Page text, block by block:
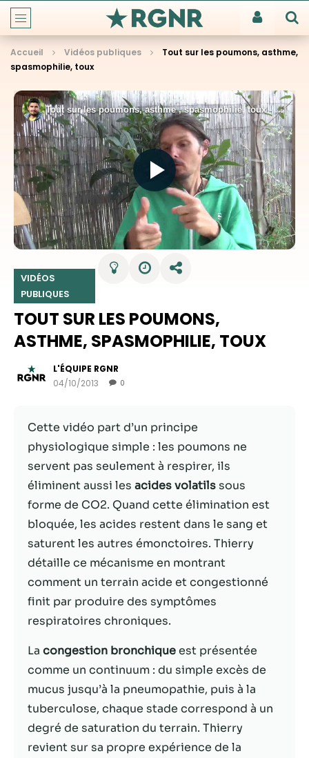
Accueil Vidéos publiques
Tout sur les poumons, asthme,
spasmophilie, toux
VIDÉOS
PUBLIQUES
TOUT SUR LES POUMONS,
ASTHME, SPASMOPHILIE, TOUX
L'ÉQUIPE RGNR
04/10/2013
0
Cette vidéo part d’un principe
physiologique simple : les poumons ne
servent pas seulement à respirer, ils
éliminent aussi les acides volatils sous
forme de CO2. Quand cette élimination est
bloquée, les acides restent dans le sang et
saturent les autres émonctoires. Thierry
détaille ce mécanisme en montrant
comment un terrain acide et congestionné
finit par produire des symptômes
respiratoires chroniques.
La congestion bronchiqueest présentée
comme un continuum : du simple excès de
mucus jusqu’à la pneumopathie, puis à la
tuberculose, chaque stade correspond à un
degré de saturation du terrain. Thierry
revient sur sa propre expérience de la
Nécessaire
sont pas
facultatifs. Ils
sont
fonctionnement
du site Web.
Statistiques
Afin que nous
puissions
améliorer la
fonctionnalité
et la structure
du site Web,
en fonction